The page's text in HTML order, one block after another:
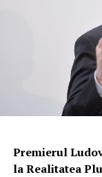
Premierul
la Realitatea